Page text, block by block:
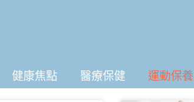
健康焦點 醫療保健 運動保養